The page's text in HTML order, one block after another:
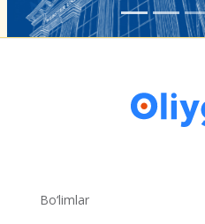
Bo‘limlar